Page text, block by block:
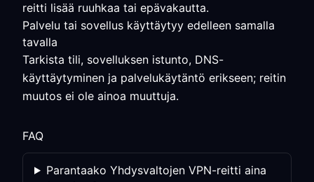
reitti lisää ruuhkaa tai epävakautta.
Palvelu tai sovellus käyttäytyy edelleen samalla
tavalla
Tarkista tili, sovelluksen istunto, DNS-
käyttäytyminen ja palvelukäytäntö erikseen; reitin
muutos ei ole ainoa muuttuja.
FAQ
Parantaako Yhdysvaltojen VPN-reitti aina